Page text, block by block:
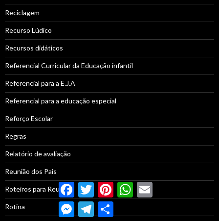
Reciclagem
Recurso Lúdico
Recursos didáticos
Referencial Curricular da Educação infantil
Referencial para a E.J.A
Referencial para a educação especial
Reforço Escolar
Regras
Relatório de avaliação
Reunião dos Pais
Roteiros para Reunião
Rotina
FacebookTwitterPinterestWhatsApp
MessengerTelegram